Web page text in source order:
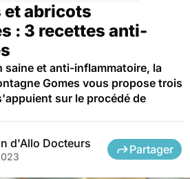
et abricots
: 3 recettes anti-
saine et anti-inflammatoire, la
Gomes vous propose trois
sur le procédé de
d'Allo Docteurs Partager